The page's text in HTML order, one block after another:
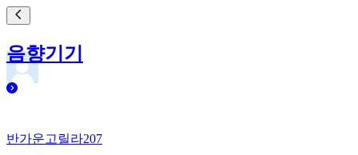
음향기기
반가운고릴라207